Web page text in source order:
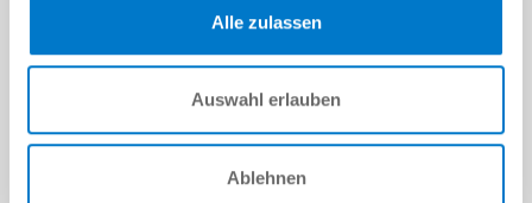
Alle zulassen
Auswahl erlauben
Ablehnen
Lastname*
Email Address*